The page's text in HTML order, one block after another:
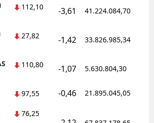
112,10 -3,61 41.224.084,70
27,82 -1,42 33.826.985,34
110,80 -1,07 5.630.804,30
97,55 -0,46 21.895.045,05
76,25